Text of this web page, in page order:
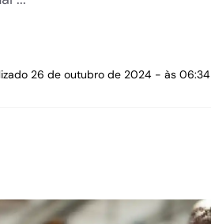
26 de outubro de 2024 - às 06:34